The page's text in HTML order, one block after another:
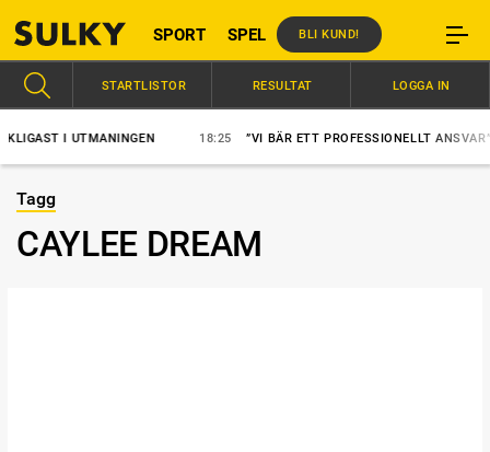
SPORT SPEL BLI KUND!
I UTMANINGEN 18:25 ”VI BÄR ETT PROFESSIONELLT ANSVAR”
STARTLISTOR RESULTAT LOGGA IN
Tagg
CAYLEE DREAM